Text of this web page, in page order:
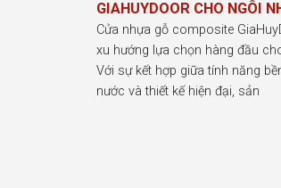
GIAHUYDOOR CHO NGÔI
Cửa nhựa gỗ composite
xu hướng lựa chọn hàng đầu
Với sự kết hợp giữa tính năng
nước và thiết kế hiện đại, sản